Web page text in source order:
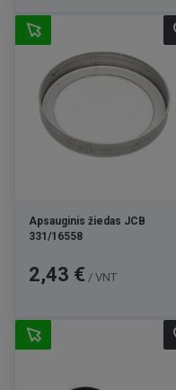
Apsauginis žiedas JCB
331/16558
Kaina
2,43 € / VNT